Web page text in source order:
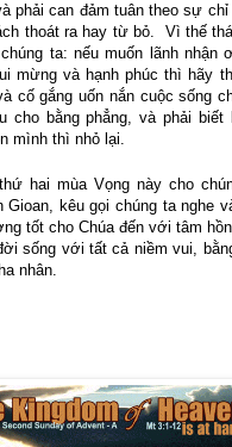
phải can đảm tuân theo sự
thoát ra hay từ bỏ. Vì thế
ta: nếu muốn lãnh nhận
mừng và hạnh phúc thì hãy
cố gắng uốn nắn cuộc sống
cho bằng phẳng, và phải biết
mình thì nhỏ lại.
hai mùa Vọng này cho
Gioan, kêu gọi chúng ta nghe
tốt cho Chúa đến với tâm
sống với tất cả niềm vui,
nhân.